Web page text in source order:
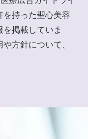
を持った聖心美容
掲載していま
方針について、